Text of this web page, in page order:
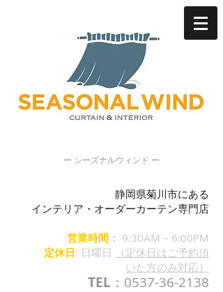
ー シーズナルウィンド ー
静岡県菊川市にある
インテリア・オーダーカーテン専門店
営業時間 ： 9:30AM – 6:00PM
定休日: 日曜日
（定休日はご予約頂
いた方のみ対応）
TEL ：0537-36-2138